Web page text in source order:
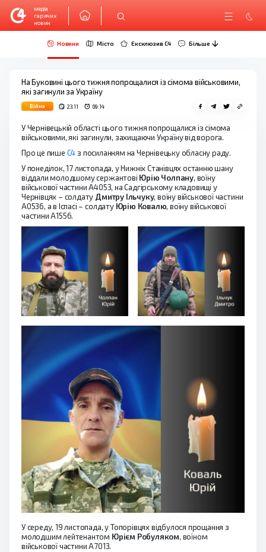
медіа
гарячих
новин
Новини Місто Ексклюзив C4 Більше
На Буковині цього тижня попрощалися із сімома військовими,
які загинули за Україну
Війна 23.11 09:14
У Чернівецькій області цього тижня попрощалися із сімома
військовими, які загинули, захищаючи Україну від ворога.
Про це пише С4 з посиланням на Чернівецьку обласну раду.
У понеділок, 17 листопада, у Нижніх Станівцях останню шану
віддали молодшому сержантові Юрію Чолпану, воїну
військової частини А4053, на Садгірському кладовищі у
Чернівцях – солдату Дмитру Ільчуку, воїну військової частини
А0536, а в Іспасі – солдату Юрію Ковалю, воїну військової
частини А1556.
У середу, 19 листопада, у Топорівцях відбулося прощання з
молодшим лейтенантом Юрієм Робуляком, воїном
військової частини А7013.